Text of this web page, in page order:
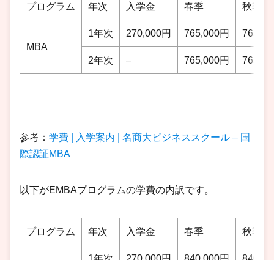
プログラム 年次 入学金 春季 秋季
MBA
1年次 270,000円 765,000円
2年次 – 765,000円
参考： 学費 | 入学案内 | 名商大ビジネススクール – 国
際認証MBA
以下がEMBAプログラムの学費の内訳です。
プログラム 年次 入学金 春季 秋季